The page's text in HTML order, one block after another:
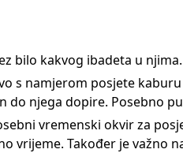
bilo kakvog ibadeta u njima.
s namjerom posjete
do njega dopire. Posebno
vremenski okvir za
vrijeme. Također je važno